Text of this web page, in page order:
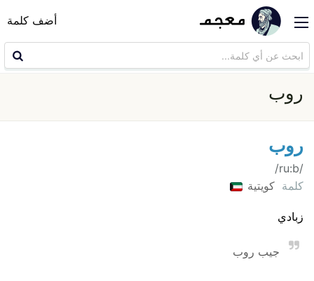
أضف كلمة
روب
روب
/ru:b/
كلمة كويتية
زبادي
جيب روب